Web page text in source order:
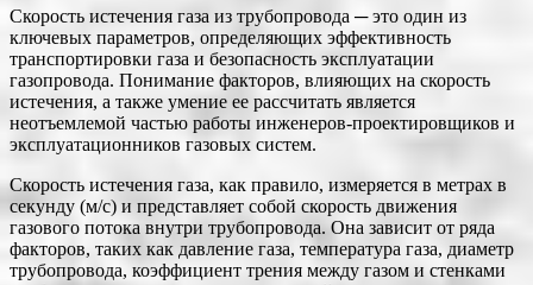
Скорость истечения газа из трубопровода ─ это один из
ключевых параметров, определяющих эффективность
транспортировки газа и безопасность эксплуатации
газопровода. Понимание факторов, влияющих на скорость
истечения, а также умение ее рассчитать является
неотъемлемой частью работы инженеров-проектировщиков и
эксплуатационников газовых систем.
Скорость истечения газа, как правило, измеряется в метрах в
секунду (м/с) и представляет собой скорость движения
газового потока внутри трубопровода. Она зависит от ряда
факторов, таких как давление газа, температура газа, диаметр
трубопровода, коэффициент трения между газом и стенками